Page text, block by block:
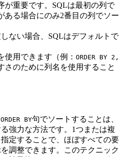
が重要です。SQLは最初の列で
ある場合にのみ2番目の列でソー
ない場合、SQLはデフォルトで
使用できます（例： ORDER BY 2,
さのために列名を使用すること
ORDER BY句でソートすることは、
強力な方法です。1つまたは複
定することで、ほぼすべての要
調整できます。このテクニック